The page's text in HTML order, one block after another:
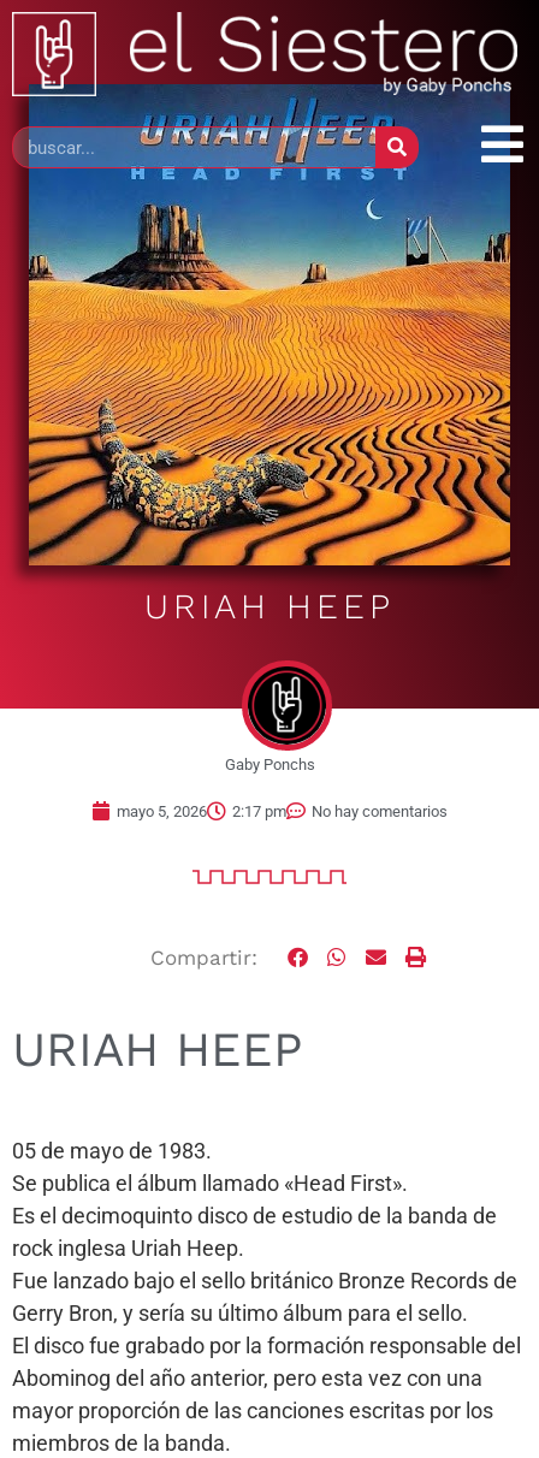
URIAH HEEP
Gaby Ponchs
mayo 5, 2026 2:17 pm No hay comentarios
Compartir:
URIAH HEEP
05 de mayo de 1983.
Se publica el álbum llamado «Head First».
Es el decimoquinto disco de estudio de la banda de
rock inglesa Uriah Heep.
Fue lanzado bajo el sello británico Bronze Records de
Gerry Bron, y sería su último álbum para el sello.
El disco fue grabado por la formación responsable del
Abominog del año anterior, pero esta vez con una
mayor proporción de las canciones escritas por los
miembros de la banda.